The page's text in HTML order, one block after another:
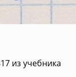
из учебника